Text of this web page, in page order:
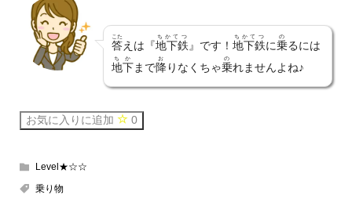
答
こた
えは『地下鉄
ちかてつ
』です！ 地下鉄
ちかてつ
に乗
の
るには
地下
ちか
まで降
お
りなくちゃ乗
の
れませんよね♪
お気に入りに追加 0
Level★☆☆
乗り物